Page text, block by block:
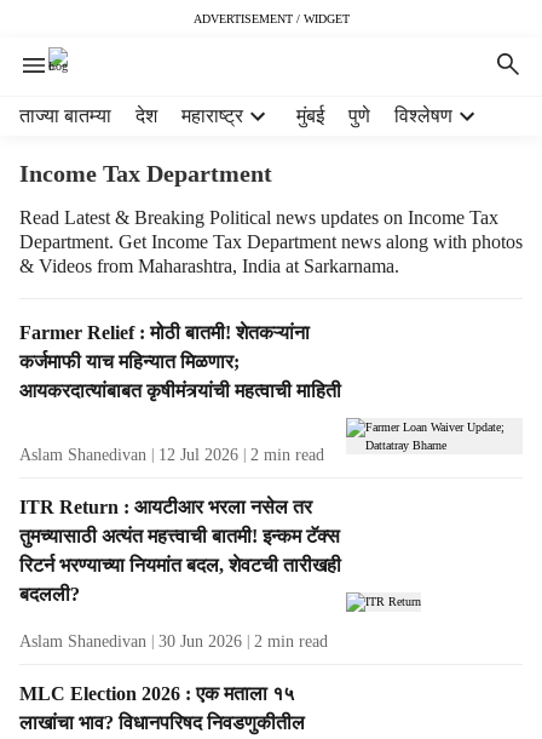
ADVERTISEMENT / WIDGET
ताज्या बातम्या देश महाराष्ट्र मुंबई पुणे विश्लेषण
Income Tax Department
Read Latest & Breaking Political news updates on Income Tax
Department. Get Income Tax Department news along with photos
& Videos from Maharashtra, India at Sarkarnama.
T
a
g
s
l
t
s
Farmer Relief : मोठी बातमी! शेतकऱ्यांना
कर्जमाफी याच महिन्यात मिळणार;
आयकरदात्यांबाबत कृषीमंत्र्यांची महत्वाची माहिती
Aslam Shanedivan 12 Jul 2026 2 min read
ITR Return : आयटीआर भरला नसेल तर
तुमच्यासाठी अत्यंत महत्त्वाची बातमी! इन्कम टॅक्स
रिटर्न भरण्याच्या नियमांत बदल, शेवटची तारीखही
बदलली?
Aslam Shanedivan 30 Jun 2026 2 min read
MLC Election 2026 : एक मताला १५
लाखांचा भाव? विधानपरिषद निवडणुकीतील